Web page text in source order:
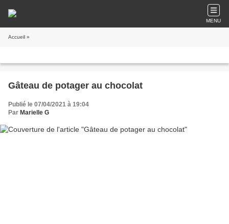
MENU
Accueil »
Gâteau de potager au chocolat
Publié le 07/04/2021 à 19:04
Par Marielle G